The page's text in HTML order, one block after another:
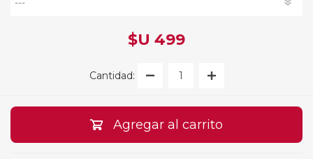
$U 499
Cantidad:
Agregar al carrito